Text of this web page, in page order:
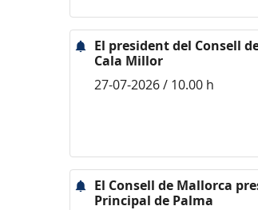
El president del Consell
Cala Millor
27-07-2026 / 10.00 h
El Consell de Mallorca
Principal de Palma